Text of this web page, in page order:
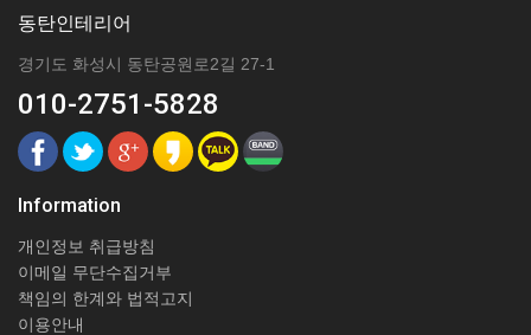
동탄인테리어
경기도 화성시 동탄공원로2길 27-1
010-2751-5828
Information
개인정보 취급방침
이메일 무단수집거부
책임의 한계와 법적고지
이용안내